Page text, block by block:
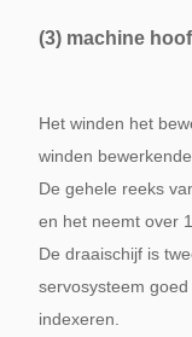
(3) machine
Het winden het
winden
De gehele reeks
en het neemt over
De draaischijf is
servosysteem
indexeren.